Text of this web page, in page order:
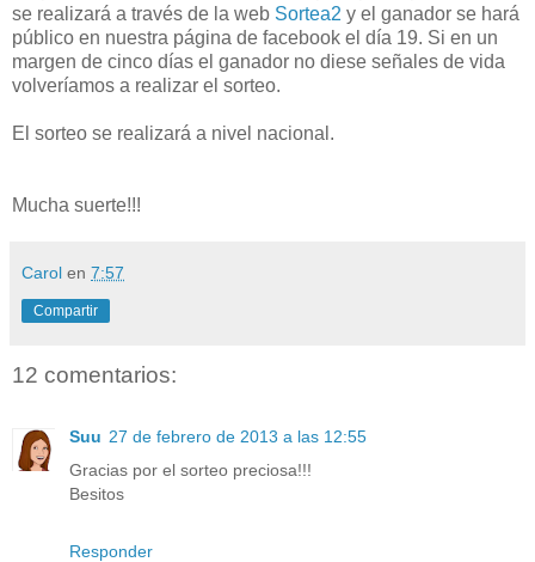
se realizará a través de la web Sortea2 y el ganador se hará
público en nuestra página de facebook el día 19. Si en un
margen de cinco días el ganador no diese señales de vida
volveríamos a realizar el sorteo.
El sorteo se realizará a nivel nacional.
Mucha suerte!!!
Carol en 7:57
Compartir
12 comentarios:
Suu 27 de febrero de 2013 a las 12:55
Gracias por el sorteo preciosa!!!
Besitos
Responder